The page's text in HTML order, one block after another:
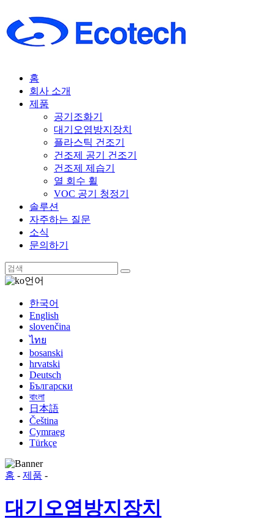
홈
회사 소개
제품
공기조화기
대기오염방지장치
플라스틱 건조기
건조제 공기 건조기
건조제 제습기
열 회수 휠
VOC 공기 청정기
솔루션
자주하는 질문
소식
문의하기
언어
한국어
English
slovenčina
ไทย
bosanski
hrvatski
Deutsch
Български
বাংলা
日本語
Čeština
Cymraeg
Türkçe
홈 - 제품 -
대기오염방지장치